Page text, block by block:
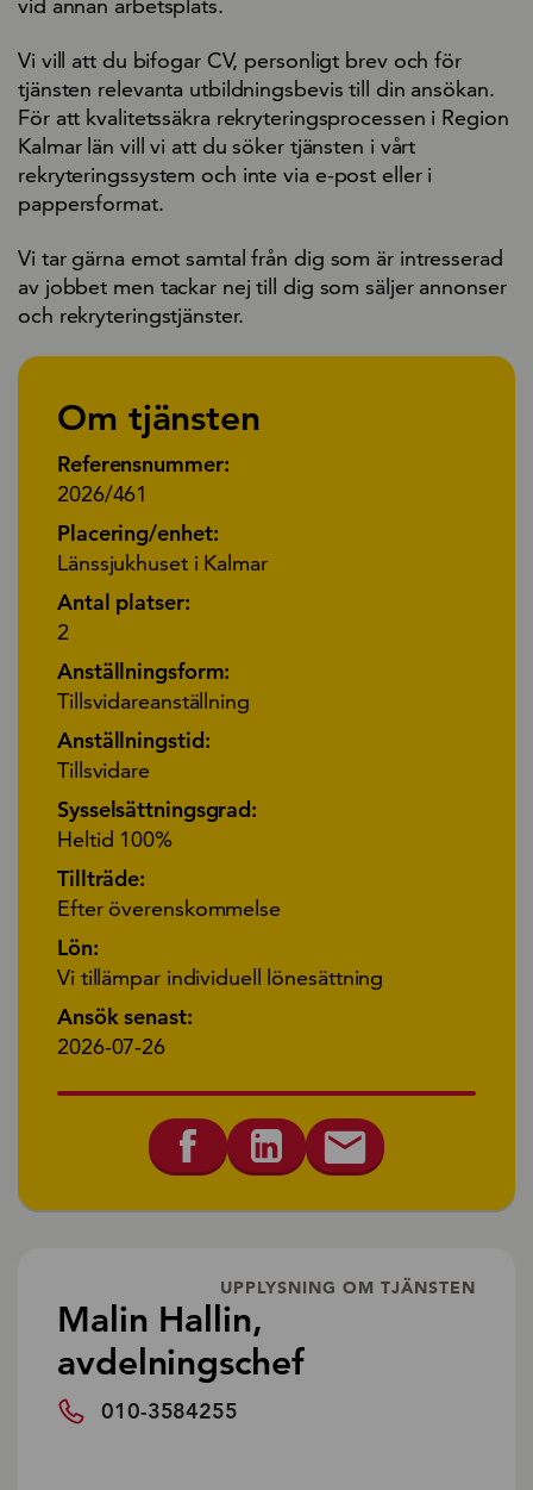
Vi vill att du bifogar CV, personligt brev och för
tjänsten relevanta utbildningsbevis till din ansökan.
För att kvalitetssäkra rekryteringsprocessen i Region
Kalmar län vill vi att du söker tjänsten i vårt
rekryteringssystem och inte via e-post eller i
pappersformat.
Vi tar gärna emot samtal från dig som är intresserad
av jobbet men tackar nej till dig som säljer annonser
och rekryteringstjänster.
Om tjänsten
Referensnummer:
2026/461
Placering/enhet:
Länssjukhuset i Kalmar
Antal platser:
2
Anställningsform:
Tillsvidareanställning
Anställningstid:
Tillsvidare
Sysselsättningsgrad:
Heltid 100%
Tillträde:
Efter överenskommelse
Lön:
Vi tillämpar individuell lönesättning
Ansök senast:
2026-07-26
UPPLYSNING OM TJÄNSTEN
Malin Hallin,
avdelningschef
010-3584255